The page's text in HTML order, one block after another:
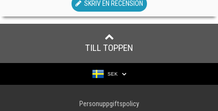
SKRIV EN RECENSION
TILL TOPPEN
SEK
Personuppgiftspolicy